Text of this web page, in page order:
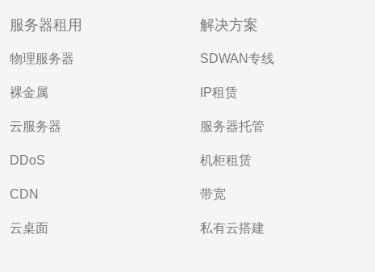
服务器租用
物理服务器
裸金属
云服务器
DDoS
CDN
云桌面
解决方案
SDWAN专线
IP租赁
服务器托管
机柜租赁
带宽
私有云搭建